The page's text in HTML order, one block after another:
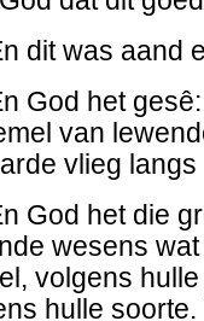
dit was aand
God het
van
vlieg
God het die
wesens
volgens
hulle